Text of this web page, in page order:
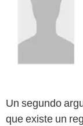
Un segundo
que existe un